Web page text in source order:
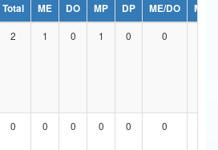
Inovações e Comunicações
Total ME DO MP DP ME/DO
MP/
2 1 0 1 0 0
0 0 0 0 0 0